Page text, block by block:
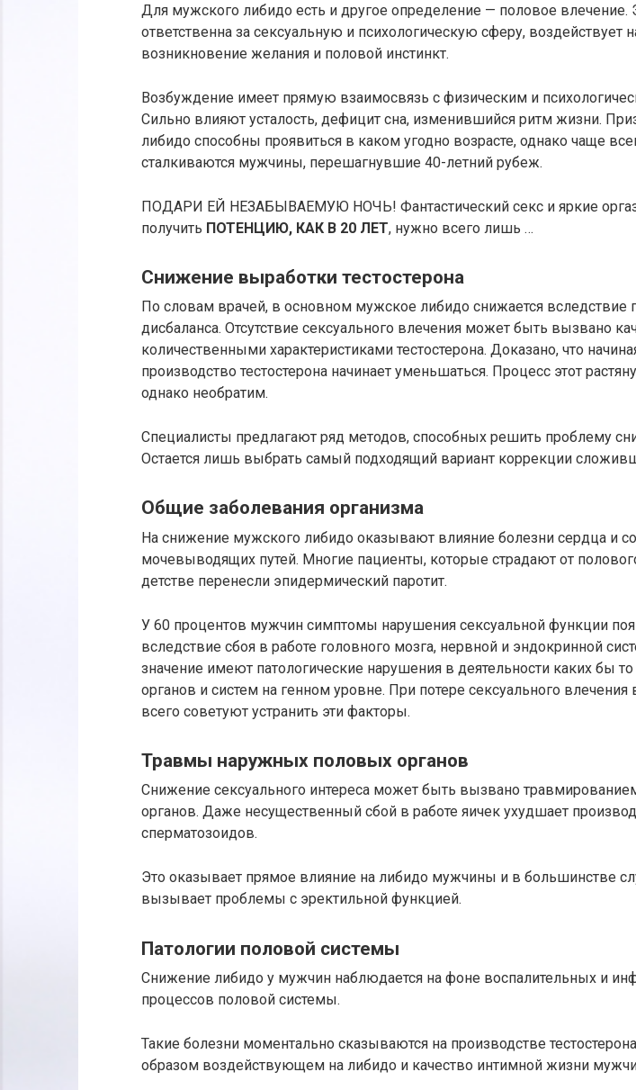
Для мужского либидо есть и другое определение — половое влечение.
ответственна за сексуальную и психологическую сферу, воздействует
возникновение желания и половой инстинкт.
Возбуждение имеет прямую взаимосвязь с физическим и
Сильно влияют усталость, дефицит сна, изменившийся ритм жизни.
либидо способны проявиться в каком угодно возрасте, однако чаще
сталкиваются мужчины, перешагнувшие 40-летний рубеж.
ПОДАРИ ЕЙ НЕЗАБЫВАЕМУЮ НОЧЬ! Фантастический секс и яркие
получить ПОТЕНЦИЮ, КАК В 20 ЛЕТ, нужно всего лишь …
Снижение выработки тестостерона
По словам врачей, в основном мужское либидо снижается вследствие
дисбаланса. Отсутствие сексуального влечения может быть вызвано
количественными характеристиками тестостерона. Доказано, что
производство тестостерона начинает уменьшаться. Процесс этот
однако необратим.
Специалисты предлагают ряд методов, способных решить проблему
Остается лишь выбрать самый подходящий вариант коррекции
Общие заболевания организма
На снижение мужского либидо оказывают влияние болезни сердца и
мочевыводящих путей. Многие пациенты, которые страдают от
детстве перенесли эпидермический паротит.
У 60 процентов мужчин симптомы нарушения сексуальной функции
вследствие сбоя в работе головного мозга, нервной и эндокринной
значение имеют патологические нарушения в деятельности каких бы
органов и систем на генном уровне. При потере сексуального
всего советуют устранить эти факторы.
Травмы наружных половых органов
Снижение сексуального интереса может быть вызвано
органов. Даже несущественный сбой в работе яичек ухудшает
сперматозоидов.
Это оказывает прямое влияние на либидо мужчины и в большинстве
вызывает проблемы с эректильной функцией.
Патологии половой системы
Снижение либидо у мужчин наблюдается на фоне воспалительных и
процессов половой системы.
Такие болезни моментально сказываются на производстве
образом воздействующем на либидо и качество интимной жизни